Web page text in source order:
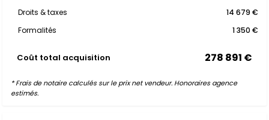
Droits & taxes
14 679 €
Formalités
1 350 €
Coût total acquisition 278 891 €
* Frais de notaire calculés sur le prix net vendeur. Honoraires agence
estimés.